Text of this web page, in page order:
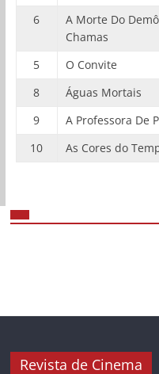
6
A Morte Do
Chamas
5 O Convite
8
Águas Mortais
9
A Professora De
10
As Cores do
Revista de Cinema